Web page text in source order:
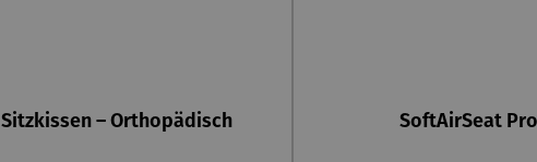
Sitzkissen – Orthopädisch SoftAirSeat Pro